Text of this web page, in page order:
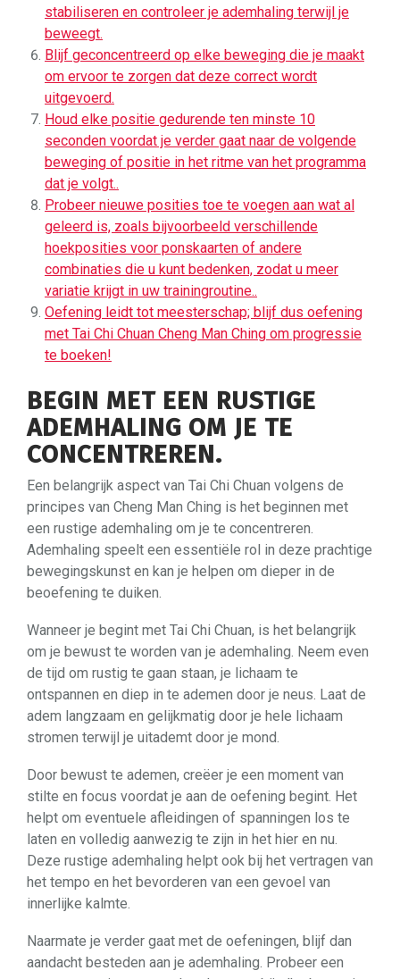
stabiliseren en controleer je ademhaling terwijl je
beweegt.
Blijf geconcentreerd op elke beweging die je maakt
om ervoor te zorgen dat deze correct wordt
uitgevoerd.
Houd elke positie gedurende ten minste 10
seconden voordat je verder gaat naar de volgende
beweging of positie in het ritme van het programma
dat je volgt..
Probeer nieuwe posities toe te voegen aan wat al
geleerd is, zoals bijvoorbeeld verschillende
hoekposities voor ponskaarten of andere
combinaties die u kunt bedenken, zodat u meer
variatie krijgt in uw trainingroutine..
Oefening leidt tot meesterschap; blijf dus oefening
met Tai Chi Chuan Cheng Man Ching om progressie
te boeken!
BEGIN MET EEN RUSTIGE
ADEMHALING OM JE TE
CONCENTREREN.
Een belangrijk aspect van Tai Chi Chuan volgens de
principes van Cheng Man Ching is het beginnen met
een rustige ademhaling om je te concentreren.
Ademhaling speelt een essentiële rol in deze prachtige
bewegingskunst en kan je helpen om dieper in de
beoefening te duiken.
Wanneer je begint met Tai Chi Chuan, is het belangrijk
om je bewust te worden van je ademhaling. Neem even
de tijd om rustig te gaan staan, je lichaam te
ontspannen en diep in te ademen door je neus. Laat de
adem langzaam en gelijkmatig door je hele lichaam
stromen terwijl je uitademt door je mond.
Door bewust te ademen, creëer je een moment van
stilte en focus voordat je aan de oefening begint. Het
helpt om eventuele afleidingen of spanningen los te
laten en volledig aanwezig te zijn in het hier en nu.
Deze rustige ademhaling helpt ook bij het vertragen van
het tempo en het bevorderen van een gevoel van
innerlijke kalmte.
Naarmate je verder gaat met de oefeningen, blijf dan
aandacht besteden aan je ademhaling. Probeer een